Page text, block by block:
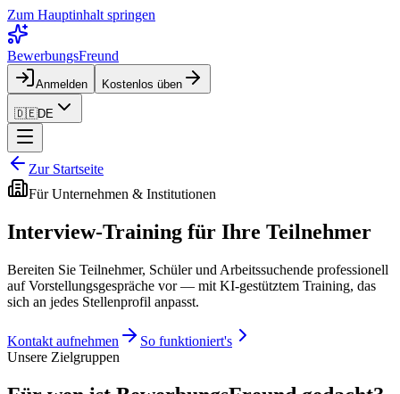
Zum Hauptinhalt springen
BewerbungsFreund
Anmelden Kostenlos üben
🇩🇪DE
Zur Startseite
Für Unternehmen & Institutionen
Interview-Training für Ihre Teilnehmer
Bereiten Sie Teilnehmer, Schüler und Arbeitssuchende professionell
auf Vorstellungsgespräche vor — mit KI-gestütztem Training, das
sich an jedes Stellenprofil anpasst.
Kontakt aufnehmen
So funktioniert's
Unsere Zielgruppen